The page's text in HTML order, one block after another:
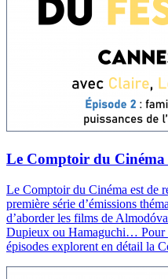
Le Comptoir du Cinéma
Le Comptoir du Cinéma est de
première série d’émissions
d’aborder les films de
Dupieux ou Hamaguchi… Pour
épisodes explorent en détail la